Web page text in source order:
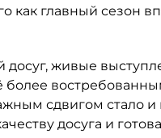
как главный сезон
живые
сдвигом стало
досуга и